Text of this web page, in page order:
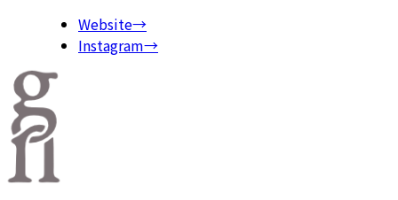
Website→
Instagram→